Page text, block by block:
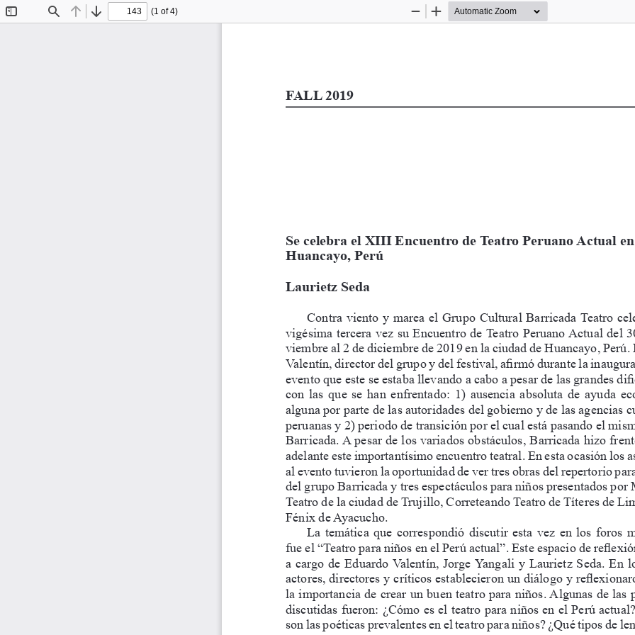
Find Previous
Next
(1 of 4)
Zoom
Zoom
FALL 2019
Se celebra el XIII Encuentro de Teatro Peruano Actual en
Huancayo, Perú
Laurietz Seda
Contra viento y marea el Grupo Cultural Barricada Teatro
vigésima tercera vez su Encuentro de Teatro Peruano Actual del
viembre al 2 de diciembre de 2019 en la ciudad de Huancayo, Perú.
Valentín, director del grupo y del festival, afirmó durante la
evento que este se estaba llevando a cabo a pesar de las grandes
con  las  que  se  han  enfrentado:  1)  ausencia  absoluta  de  ayuda
alguna por parte de las autoridades del gobierno y de las agencias
peruanas y 2) periodo de transición por el cual está pasando el
Barricada. A pesar de los variados obstáculos, Barricada hizo
adelante este importantísimo encuentro teatral. En esta ocasión los
al evento tuvieron la oportunidad de ver tres obras del repertorio
del grupo Barricada y tres espectáculos para niños presentados por
Teatro de la ciudad de Trujillo, Correteando Teatro de Títeres de
Fénix de Ayacucho.
La  temática  que  correspondió  discutir  esta  vez  en  los  foros
fue el “Teatro para niños en el Perú actual”. Este espacio de
a cargo de Eduardo Valentín, Jorge Yangali y Laurietz Seda. En
actores, directores y críticos establecieron un diálogo y
la importancia de crear un buen teatro para niños. Algunas de las
discutidas fueron: ¿Cómo es el teatro para niños en el Perú
son las poéticas prevalentes en el teatro para niños? ¿Qué tipos de